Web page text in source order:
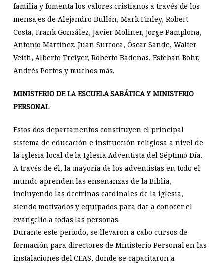
familia y fomenta los valores cristianos a través de los
mensajes de Alejandro Bullón, Mark Finley, Robert
Costa, Frank González, Javier Moliner, Jorge Pamplona,
Antonio Martínez, Juan Surroca, Óscar Sande, Walter
Veith, Alberto Treiyer, Roberto Badenas, Esteban Bohr,
Andrés Portes y muchos más.
MINISTERIO DE LA ESCUELA SABÁTICA Y MINISTERIO
PERSONAL
Estos dos departamentos constituyen el principal
sistema de educación e instrucción religiosa a nivel de
la iglesia local de la Iglesia Adventista del Séptimo Día.
A través de él, la mayoría de los adventistas en todo el
mundo aprenden las enseñanzas de la Biblia,
incluyendo las doctrinas cardinales de la iglesia,
siendo motivados y equipados para dar a conocer el
evangelio a todas las personas.
Durante este periodo, se llevaron a cabo cursos de
formación para directores de Ministerio Personal en las
instalaciones del CEAS, donde se capacitaron a